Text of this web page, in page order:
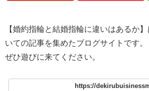
【婚約指輪と結婚指輪に違いはあるか
いての記事を集めたブログサイトです。
ぜひ遊びに来てください。
https://